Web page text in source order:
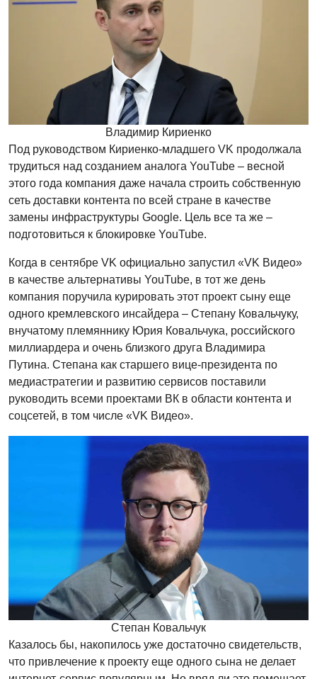
Владимир Кириенко
Под руководством Кириенко-младшего VK продолжала
трудиться над созданием аналога YouTube – весной
этого года компания даже начала строить собственную
сеть доставки контента по всей стране в качестве
замены инфраструктуры Google. Цель все та же –
подготовиться к блокировке YouTube.
Когда в сентябре VK официально запустил «VK Видео»
в качестве альтернативы YouTube, в тот же день
компания поручила курировать этот проект сыну еще
одного кремлевского инсайдера – Степану Ковальчуку,
внучатому племяннику Юрия Ковальчука, российского
миллиардера и очень близкого друга Владимира
Путина. Степана как старшего вице-президента по
медиастратегии и развитию сервисов поставили
руководить всеми проектами ВК в области контента и
соцсетей, в том числе «VK Видео».
Степан Ковальчук
Казалось бы, накопилось уже достаточно свидетельств,
что привлечение к проекту еще одного сына не делает